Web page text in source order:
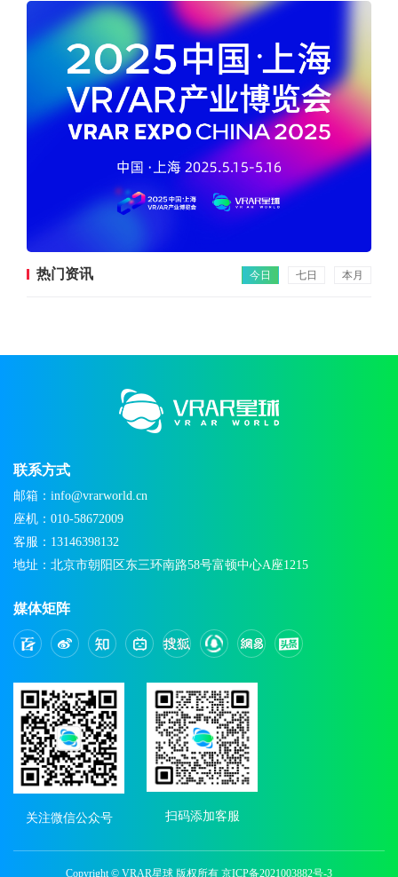
热门资讯 今日 七日 本月
联系方式
邮箱：info@vrarworld.cn
座机：010-58672009
客服：13146398132
地址：北京市朝阳区东三环南路58号富顿中心A座1215
媒体矩阵
关注微信公众号 扫码添加客服
Copyright © VRAR星球 版权所有 京ICP备2021003882号-3